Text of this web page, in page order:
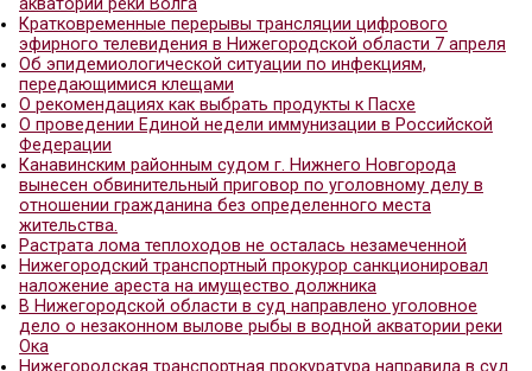
гриппу и ОРВИ среди всех возрастных групп
Управление Роспотребнадзора
Что нужно и важно знать потребителю в
иностранные компании объявляют о
деятельности и уходе с потребительского рынка
Российской Федерации
Об эпидемиологической ситуации по инфекциям,
передающимися клещами
Отмечается снижение показателей
ОРВИ среди всех возрастных групп населения –
Роспотребнадзора
Арзамасским городским судом удовлетворены
требования прокурора об обязании
Арзамас произвести ремонт путепровода